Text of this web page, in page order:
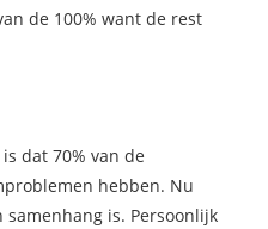
de 100% want de rest
dat 70% van de
hebben. Nu
is. Persoonlijk